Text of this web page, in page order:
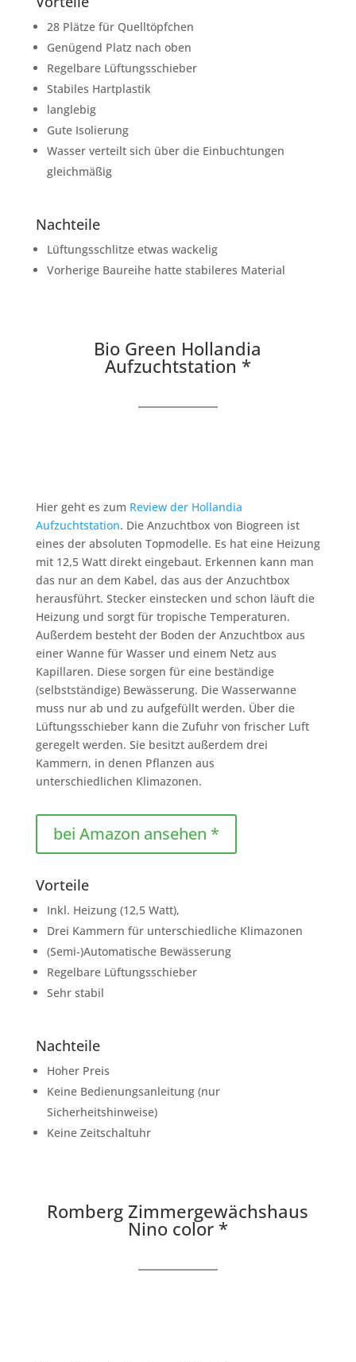
28 Plätze für Quelltöpfchen
Genügend Platz nach oben
Regelbare Lüftungsschieber
Stabiles Hartplastik
langlebig
Gute Isolierung
Wasser verteilt sich über die Einbuchtungen
gleichmäßig
Nachteile
Lüftungsschlitze etwas wackelig
Vorherige Baureihe hatte stabileres Material
Bio Green Hollandia
Aufzuchtstation *
Hier geht es zum Review der Hollandia
Aufzuchtstation. Die Anzuchtbox von Biogreen ist
eines der absoluten Topmodelle. Es hat eine Heizung
mit 12,5 Watt direkt eingebaut. Erkennen kann man
das nur an dem Kabel, das aus der Anzuchtbox
herausführt. Stecker einstecken und schon läuft die
Heizung und sorgt für tropische Temperaturen.
Außerdem besteht der Boden der Anzuchtbox aus
einer Wanne für Wasser und einem Netz aus
Kapillaren. Diese sorgen für eine beständige
(selbstständige) Bewässerung. Die Wasserwanne
muss nur ab und zu aufgefüllt werden. Über die
Lüftungsschieber kann die Zufuhr von frischer Luft
geregelt werden. Sie besitzt außerdem drei
Kammern, in denen Pflanzen aus
unterschiedlichen Klimazonen.
bei Amazon ansehen *
Vorteile
Inkl. Heizung (12,5 Watt),
Drei Kammern für unterschiedliche Klimazonen
(Semi-)Automatische Bewässerung
Regelbare Lüftungsschieber
Sehr stabil
Nachteile
Hoher Preis
Keine Bedienungsanleitung (nur
Sicherheitshinweise)
Keine Zeitschaltuhr
Romberg Zimmergewächshaus
Nino color *